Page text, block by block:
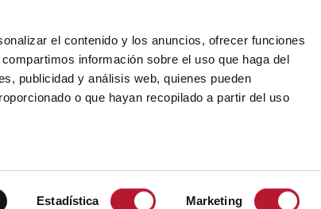
el contenido y los anuncios, ofrecer funciones
información sobre el uso que haga del
publicidad y análisis web, quienes pueden
o que hayan recopilado a partir del uso
Estadística Marketing
DISEÑO WEB PARA